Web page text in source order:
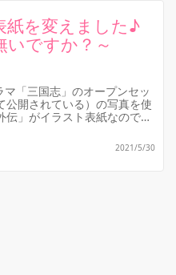
紙を変えました♪
いですか？～
「三国志」のオープンセッ
公開されている）の写真を使
」がイラスト表紙なので、
2021/5/30